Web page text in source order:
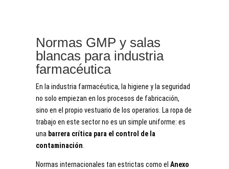
Normas GMP y salas
blancas para industria
farmacéutica
En la industria farmacéutica, la higiene y la seguridad
no solo empiezan en los procesos de fabricación,
sino en el propio vestuario de los operarios. La ropa de
trabajo en este sector no es un simple uniforme: es
una barrera crítica para el control de la
contaminación
Normas internacionales tan estrictas como elAnexo